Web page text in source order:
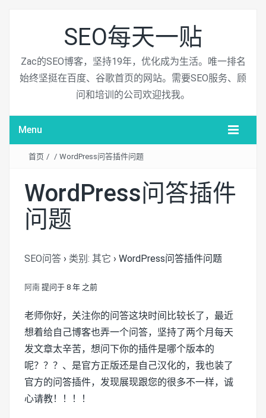
SEO每天一贴
Zac的SEO博客，坚持19年，优化成为生活。唯一排名
始终坚挺在百度、谷歌首页的网站。需要SEO服务、顾
问和培训的公司欢迎找我。
Menu
首页 / / WordPress问答插件问题
WordPress问答插件
问题
SEO问答 › 类别: 其它 › WordPress问答插件问题
阿南 提问于 8 年 之前
老师你好，关注你的问答这块时间比较长了，最近
想着给自己博客也弄一个问答，坚持了两个月每天
发文章太辛苦，想问下你的插件是哪个版本的
呢？？？、是官方正版还是自己汉化的，我也装了
官方的问答插件，发现展现跟您的很多不一样，诚
心请教！！！！